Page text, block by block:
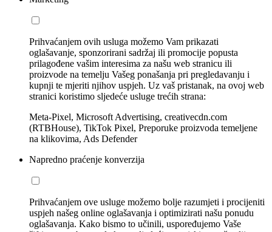
Prihvaćanjem ovih usluga možemo Vam prikazati
oglašavanje, sponzorirani sadržaj ili promocije popusta
prilagođene vašim interesima za našu web stranicu ili
proizvode na temelju Vašeg ponašanja pri pregledavanju i
kupnji te mjeriti njihov uspjeh. Uz vaš pristanak, na ovoj web
stranici koristimo sljedeće usluge trećih strana:
Meta-Pixel, Microsoft Advertising, creativecdn.com
(RTBHouse), TikTok Pixel, Preporuke proizvoda temeljene
na klikovima, Ads Defender
Napredno praćenje konverzija
Prihvaćanjem ove usluge možemo bolje razumjeti i procijeniti
uspjeh našeg online oglašavanja i optimizirati našu ponudu
oglašavanja. Kako bismo to učinili, uspoređujemo Vaše